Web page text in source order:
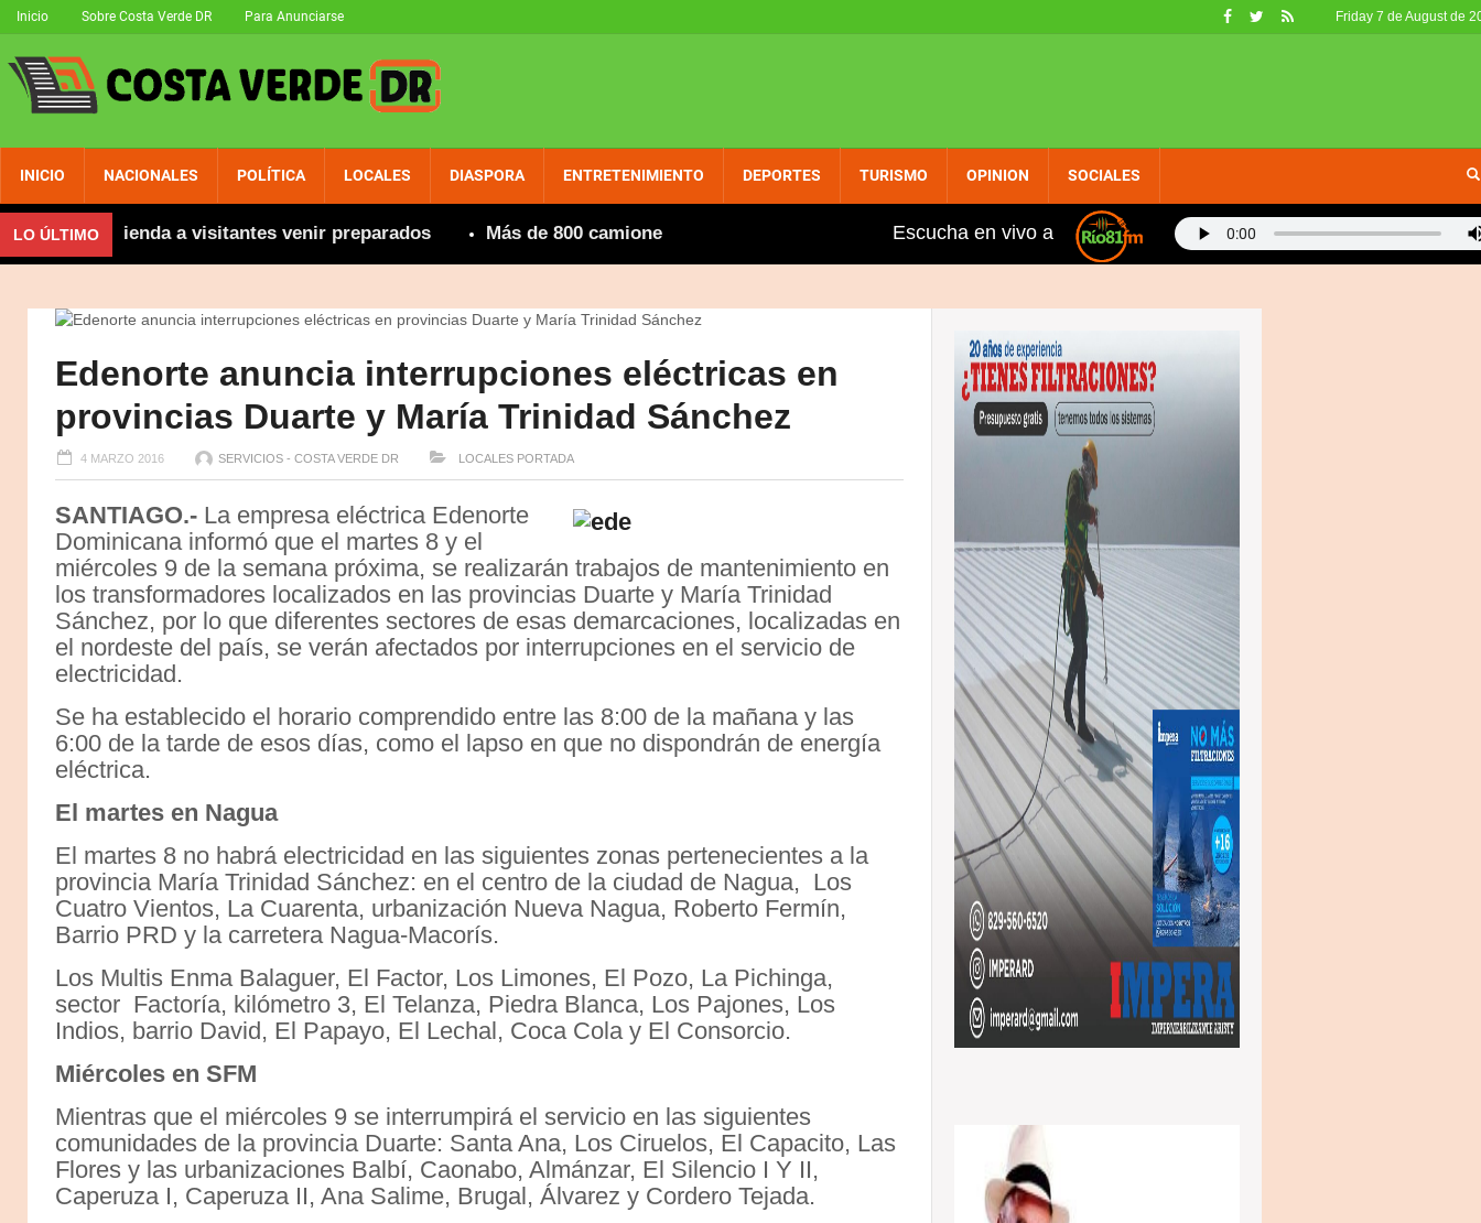
Friday 7 de August de
Inicio Sobre Costa Verde DR Para Anunciarse
INICIO NACIONALES POLÍTICA LOCALES DIASPORA ENTRETENIMIENTO DEPORTES TURISMO OPINION SOCIALES
LO ÚLTIMO
recomienda a visitantes venir preparados Más de 800 camioneros extranjeros, entre ellos varios dominicanos, fueron retirados de circulación en EE. UU. por
Escucha en vivo a
Edenorte anuncia interrupciones eléctricas en
provincias Duarte y María Trinidad Sánchez
4 MARZO 2016 SERVICIOS - COSTA VERDE DR LOCALES PORTADA
SANTIAGO.- La empresa eléctrica Edenorte
Dominicana informó que el martes 8 y el
miércoles 9 de la semana próxima, se realizarán trabajos de mantenimiento en
los transformadores localizados en las provincias Duarte y María Trinidad
Sánchez, por lo que diferentes sectores de esas demarcaciones, localizadas en
el nordeste del país, se verán afectados por interrupciones en el servicio de
electricidad.
Se ha establecido el horario comprendido entre las 8:00 de la mañana y las
6:00 de la tarde de esos días, como el lapso en que no dispondrán de energía
eléctrica.
El martes en Nagua
El martes 8 no habrá electricidad en las siguientes zonas pertenecientes a la
provincia María Trinidad Sánchez: en el centro de la ciudad de Nagua, Los
Cuatro Vientos, La Cuarenta, urbanización Nueva Nagua, Roberto Fermín,
Barrio PRD y la carretera Nagua-Macorís.
Los Multis Enma Balaguer, El Factor, Los Limones, El Pozo, La Pichinga,
sector Factoría, kilómetro 3, El Telanza, Piedra Blanca, Los Pajones, Los
Indios, barrio David, El Papayo, El Lechal, Coca Cola y El Consorcio.
Miércoles en SFM
Mientras que el miércoles 9 se interrumpirá el servicio en las siguientes
comunidades de la provincia Duarte: Santa Ana, Los Ciruelos, El Capacito, Las
Flores y las urbanizaciones Balbí, Caonabo, Almánzar, El Silencio I Y II,
Caperuza I, Caperuza II, Ana Salime, Brugal, Álvarez y Cordero Tejada.